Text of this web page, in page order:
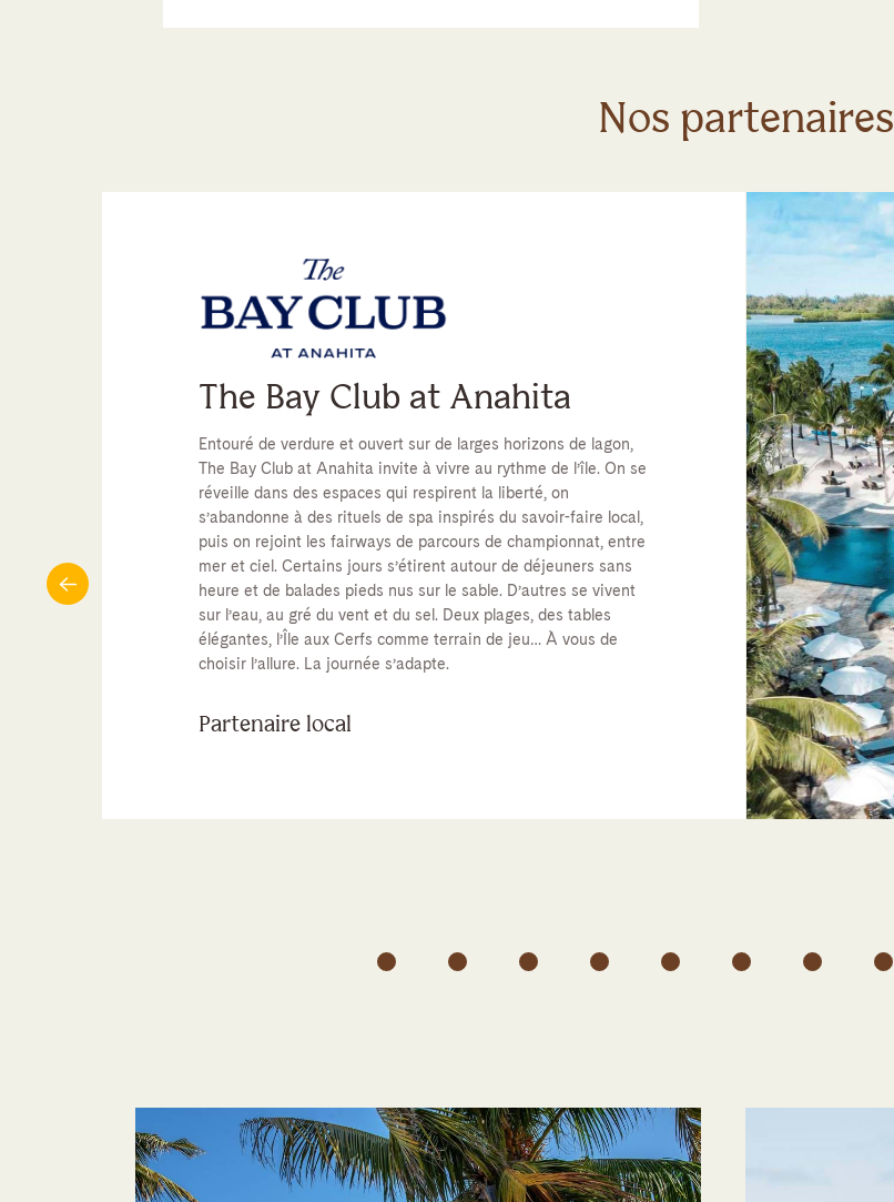
Nos partenaires
The Bay Club at Anahita
Entouré de verdure et ouvert sur de larges horizons de lagon,
The Bay Club at Anahita invite à vivre au rythme de l’île. On se
réveille dans des espaces qui respirent la liberté, on
s’abandonne à des rituels de spa inspirés du savoir-faire local,
puis on rejoint les fairways de parcours de championnat, entre
mer et ciel. Certains jours s’étirent autour de déjeuners sans
heure et de balades pieds nus sur le sable. D’autres se vivent
sur l’eau, au gré du vent et du sel. Deux plages, des tables
élégantes, l’Île aux Cerfs comme terrain de jeu… À vous de
choisir l’allure. La journée s’adapte.
Partenaire local